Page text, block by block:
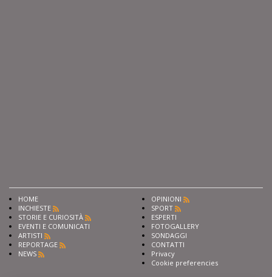
HOME
INCHIESTE
STORIE E CURIOSITÀ
EVENTI E COMUNICATI
ARTISTI
REPORTAGE
NEWS
OPINIONI
SPORT
ESPERTI
FOTOGALLERY
SONDAGGI
CONTATTI
Privacy
Cookie preferencies